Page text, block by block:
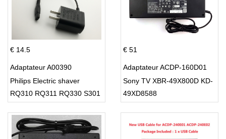
€ 14.5
Adaptateur A00390
Philips Electric shaver
RQ310 RQ311 RQ330 S301
€ 51
Adaptateur ACDP-160D01
Sony TV XBR-49X800D KD-
49XD8588